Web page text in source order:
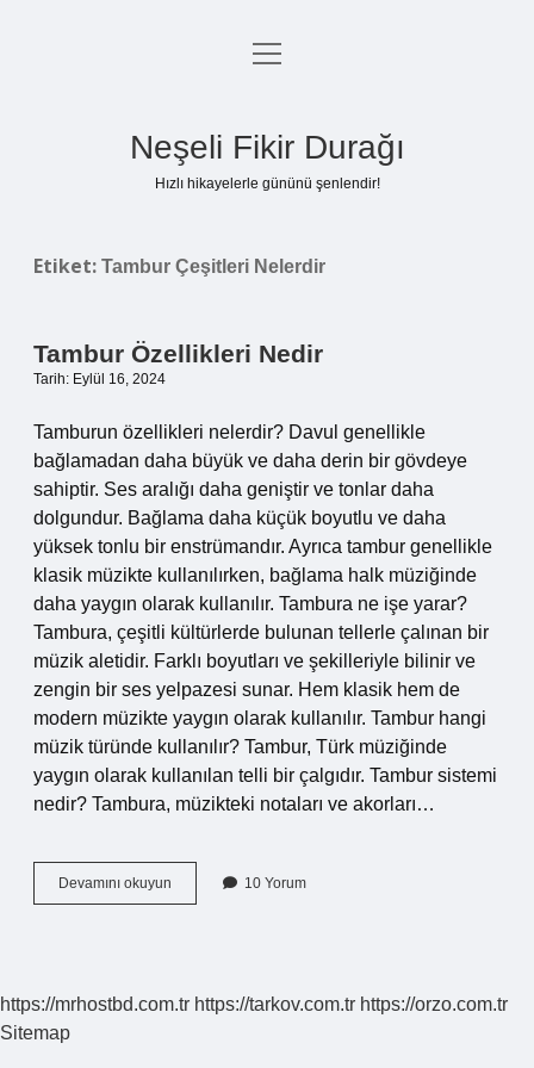
Anasayfa
menüyü
Neşeli Fikir Durağı
Hızlı hikayelerle gününü şenlendir!
Etiket: Tambur Çeşitleri Nelerdir
Tambur Özellikleri Nedir
Tarih: Eylül 16, 2024
Tamburun özellikleri nelerdir? Davul genellikle
bağlamadan daha büyük ve daha derin bir gövdeye
sahiptir. Ses aralığı daha geniştir ve tonlar daha
dolgundur. Bağlama daha küçük boyutlu ve daha
yüksek tonlu bir enstrümandır. Ayrıca tambur genellikle
klasik müzikte kullanılırken, bağlama halk müziğinde
daha yaygın olarak kullanılır. Tambura ne işe yarar?
Tambura, çeşitli kültürlerde bulunan tellerle çalınan bir
müzik aletidir. Farklı boyutları ve şekilleriyle bilinir ve
zengin bir ses yelpazesi sunar. Hem klasik hem de
modern müzikte yaygın olarak kullanılır. Tambur hangi
müzik türünde kullanılır? Tambur, Türk müziğinde
yaygın olarak kullanılan telli bir çalgıdır. Tambur sistemi
nedir? Tambura, müzikteki notaları ve akorları…
Devamını okuyun
Özellikleri
10 Yorum
https://mrhostbd.com.tr https://tarkov.com.tr https://orzo.com.tr
Sitemap